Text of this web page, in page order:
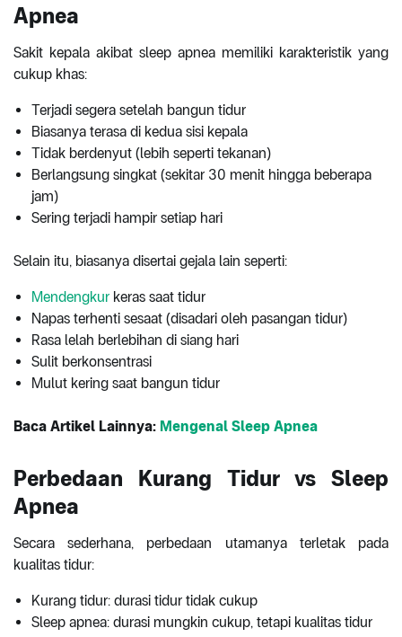
Apnea
Sakit kepala akibat sleep apnea memiliki karakteristik yang
cukup khas:
Terjadi segera setelah bangun tidur
Biasanya terasa di kedua sisi kepala
Tidak berdenyut (lebih seperti tekanan)
Berlangsung singkat (sekitar 30 menit hingga beberapa
jam)
Sering terjadi hampir setiap hari
Selain itu, biasanya disertai gejala lain seperti:
Mendengkur keras saat tidur
Napas terhenti sesaat (disadari oleh pasangan tidur)
Rasa lelah berlebihan di siang hari
Sulit berkonsentrasi
Mulut kering saat bangun tidur
Baca Artikel Lainnya: Mengenal Sleep Apnea
Perbedaan Kurang Tidur vs Sleep
Apnea
Secara sederhana, perbedaan utamanya terletak pada
kualitas tidur:
Kurang tidur: durasi tidur tidak cukup
Sleep apnea: durasi mungkin cukup, tetapi kualitas tidur